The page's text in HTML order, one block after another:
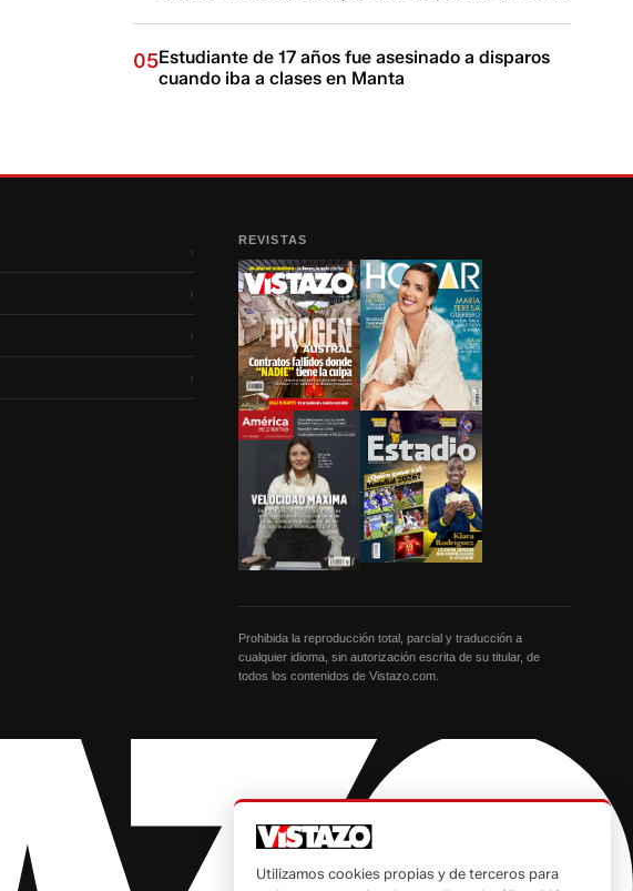
05Estudiante de 17 años fue asesinado a disparos
cuando iba a clases en Manta
›
›
›
›
REVISTAS
Prohibida la reproducción total, parcial y traducción a
cualquier idioma, sin autorización escrita de su titular, de
todos los contenidos de Vistazo.com.
Utilizamos cookies propias y de terceros para